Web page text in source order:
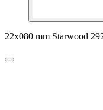
22x080 mm Starwood